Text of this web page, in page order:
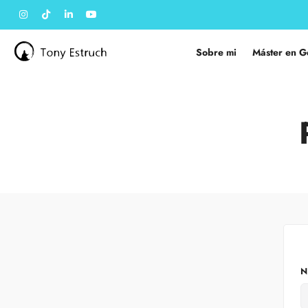
Sobre mi Máster en